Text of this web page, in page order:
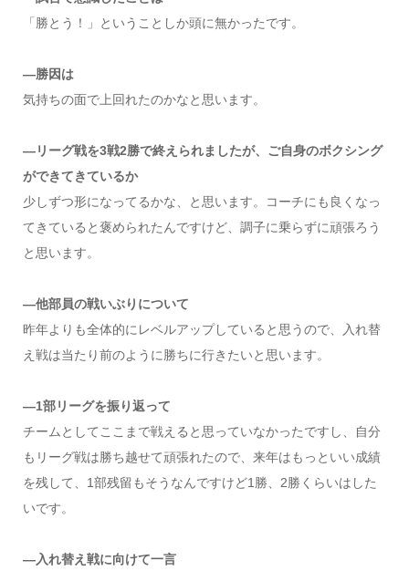
「勝とう！」ということしか頭に無かったです。
―勝因は
気持ちの面で上回れたのかなと思います。
―リーグ戦を3戦2勝で終えられましたが、ご自身のボクシング
ができてきているか
少しずつ形になってるかな、と思います。コーチにも良くなっ
てきていると褒められたんですけど、調子に乗らずに頑張ろう
と思います。
―他部員の戦いぶりについて
昨年よりも全体的にレベルアップしていると思うので、入れ替
え戦は当たり前のように勝ちに行きたいと思います。
―1部リーグを振り返って
チームとしてここまで戦えると思っていなかったですし、自分
もリーグ戦は勝ち越せて頑張れたので、来年はもっといい成績
を残して、1部残留もそうなんですけど1勝、2勝くらいはした
いです。
―入れ替え戦に向けて一言